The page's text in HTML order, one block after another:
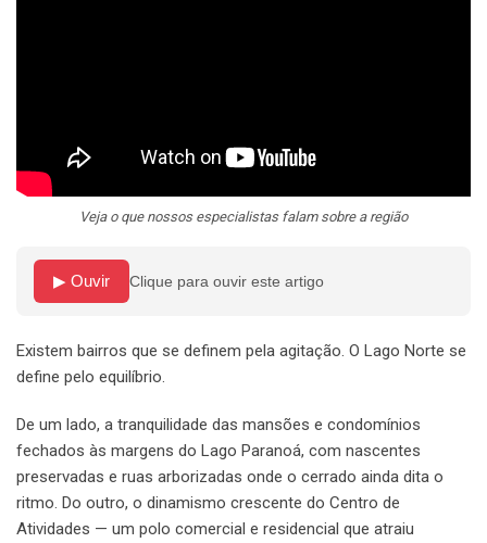
Veja o que nossos especialistas falam sobre a região
▶ Ouvir Clique para ouvir este artigo
Existem bairros que se definem pela agitação. O Lago Norte se
define pelo equilíbrio.
De um lado, a tranquilidade das mansões e condomínios
fechados às margens do Lago Paranoá, com nascentes
preservadas e ruas arborizadas onde o cerrado ainda dita o
ritmo. Do outro, o dinamismo crescente do Centro de
Atividades — um polo comercial e residencial que atraiu